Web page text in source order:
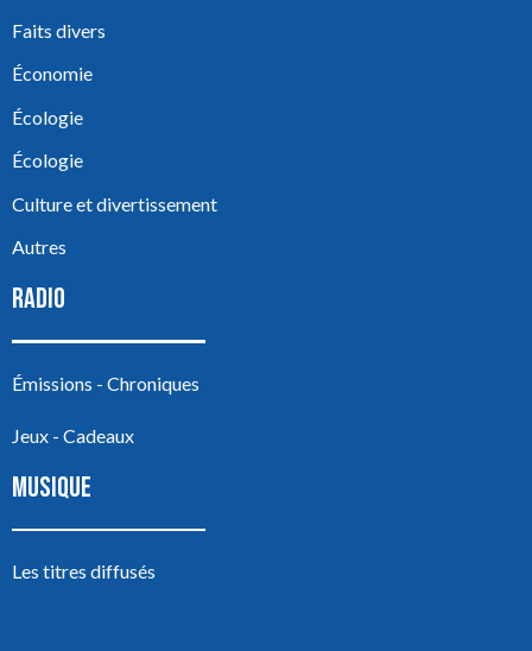
Faits divers
Économie
Écologie
Écologie
Culture et divertissement
Autres
RADIO
Émissions - Chroniques
Jeux - Cadeaux
MUSIQUE
Les titres diffusés